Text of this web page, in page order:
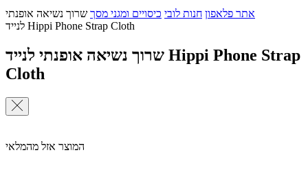
אתר פלאפון חנות לובי כיסויים ומגני מסך שרוך נשיאה אופנתי
לנייד Hippi Phone Strap Cloth
שרוך נשיאה אופנתי לנייד Hippi Phone Strap
Cloth
המוצר אזל מהמלאי